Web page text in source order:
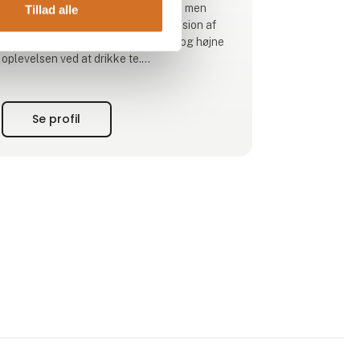
Tillad alle
Vores rejse begyndte med en enkel, men
stærk idé: at skabe en harmonisk fusion af
smage, der skulle glæde sanserne og højne
oplevelsen ved at drikke te.
gennemprøvede traditioner og guidet af de
nordiske principper om enkelhed og
Se profil